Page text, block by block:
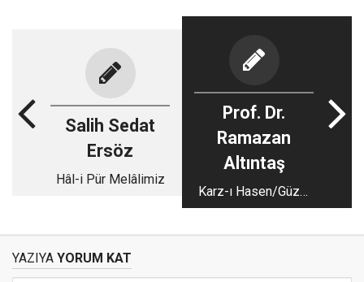
Salih Sedat
Ersöz
Hâl-i Pür Melâlimiz
Prof. Dr.
Ramazan
Altıntaş
Karz-ı Hasen/Güzel
Borç!
YAZIYA YORUM KAT